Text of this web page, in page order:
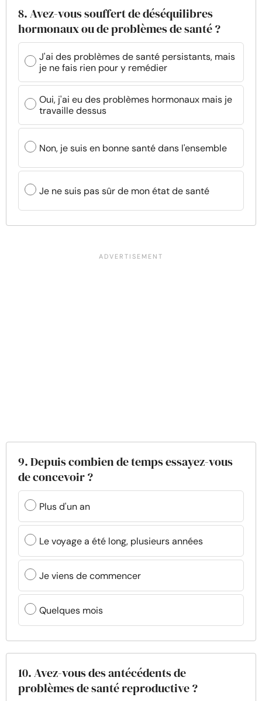
8. Avez-vous souffert de déséquilibres
hormonaux ou de problèmes de santé ?
J'ai des problèmes de santé persistants, mais
je ne fais rien pour y remédier
Oui, j'ai eu des problèmes hormonaux mais je
travaille dessus
Non, je suis en bonne santé dans l'ensemble
Je ne suis pas sûr de mon état de santé
9. Depuis combien de temps essayez-vous
de concevoir ?
Plus d'un an
Le voyage a été long, plusieurs années
Je viens de commencer
Quelques mois
10. Avez-vous des antécédents de
problèmes de santé reproductive ?